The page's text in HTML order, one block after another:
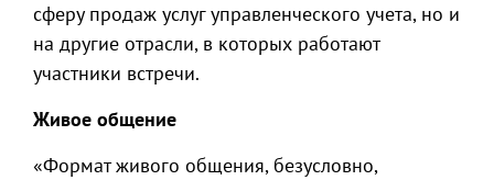
сферу продаж услуг управленческого учета, но и
на другие отрасли, в которых работают
участники встречи.
Живое общение
«Формат живого общения, безусловно,